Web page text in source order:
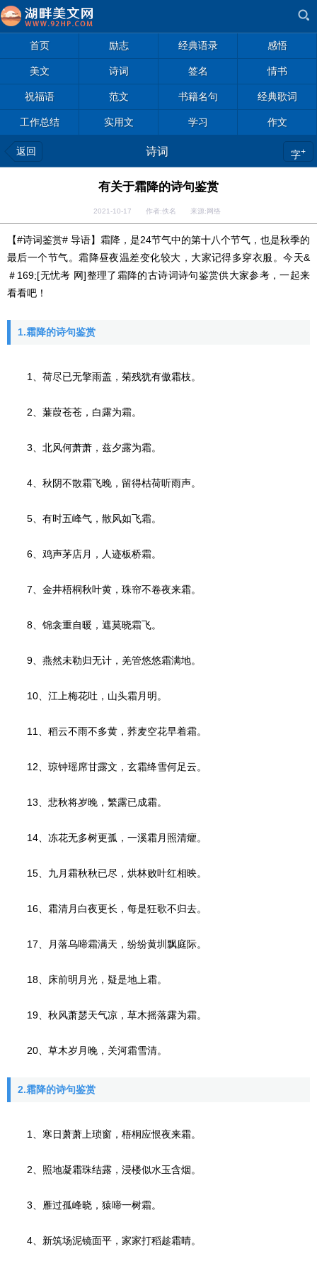
首页 励志 经典语录 感悟
美文 诗词 签名 情书
祝福语 范文 书籍名句 经典歌词
工作总结 实用文 学习 作文
返回 诗词 字+
有关于霜降的诗句鉴赏
2021-10-17 作者:佚名 来源:网络
【#诗词鉴赏# 导语】霜降，是24节气中的第十八个节气，也是秋季的
最后一个节气。霜降昼夜温差变化较大，大家记得多穿衣服。今天&
＃169;[无忧考 网]整理了霜降的古诗词诗句鉴赏供大家参考，一起来
看看吧！
1.霜降的诗句鉴赏
1、荷尽已无擎雨盖，菊残犹有傲霜枝。
2、蒹葭苍苍，白露为霜。
3、北风何萧萧，兹夕露为霜。
4、秋阴不散霜飞晚，留得枯荷听雨声。
5、有时五峰气，散风如飞霜。
6、鸡声茅店月，人迹板桥霜。
7、金井梧桐秋叶黄，珠帘不卷夜来霜。
8、锦衾重自暖，遮莫晓霜飞。
9、燕然未勒归无计，羌管悠悠霜满地。
10、江上梅花吐，山头霜月明。
11、稻云不雨不多黄，荞麦空花早着霜。
12、琼钟瑶席甘露文，玄霜绛雪何足云。
13、悲秋将岁晚，繁露已成霜。
14、冻花无多树更孤，一溪霜月照清癯。
15、九月霜秋秋已尽，烘林败叶红相映。
16、霜清月白夜更长，每是狂歌不归去。
17、月落乌啼霜满天，纷纷黄圳飘庭际。
18、床前明月光，疑是地上霜。
19、秋风萧瑟天气凉，草木摇落露为霜。
20、草木岁月晚，关河霜雪清。
2.霜降的诗句鉴赏
1、寒日萧萧上琐窗，梧桐应恨夜来霜。
2、照地凝霜珠结露，浸楼似水玉含烟。
3、雁过孤峰晓，猿啼一树霜。
4、新筑场泥镜面平，家家打稻趁霜晴。